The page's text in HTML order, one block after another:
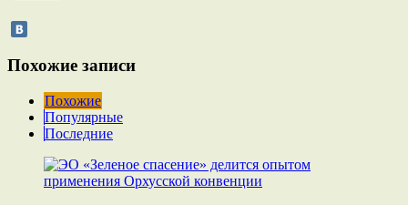
Похожие записи
Похожие
Популярные
Последние